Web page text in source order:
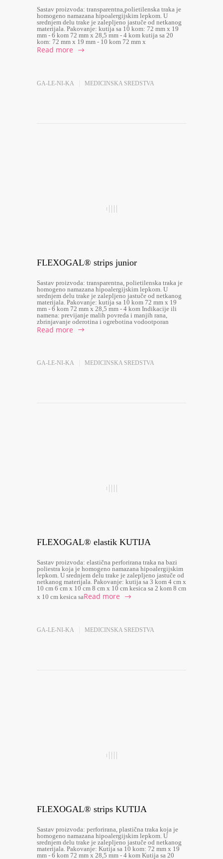
Sastav proizvoda: transparentna,polietilenska traka je
homogeno namazana hipoalergijskim lepkom. U
srednjem delu trake je zalepljeno jastuče od netkanog
materijala. Pakovanje: kutija sa 10 kom: 72 mm x 19
mm - 6 kom 72 mm x 28,5 mm - 4 kom kutija sa 20
kom: 72 mm x 19 mm - 10 kom 72 mm x
Read more
GA-LE-NI-KA MEDICINSKA SREDSTVA
FLEXOGAL® strips junior
Sastav proizvoda: transparentna, polietilenska traka je
homogeno namazana hipoalergijskim lepkom. U
srednjem delu trake je zalepljeno jastuče od netkanog
materijala. Pakovanje: kutija sa 10 kom 72 mm x 19
mm - 6 kom 72 mm x 28,5 mm - 4 kom Indikacije ili
namena: previjanje malih povreda i manjih rana,
zbrinjavanje oderotina i ogrebotina vodootporan
Read more
GA-LE-NI-KA MEDICINSKA SREDSTVA
FLEXOGAL® elastik KUTIJA
Sastav proizvoda: elastična perforirana traka na bazi
poliestra koja je homogeno namazana hipoalergijskim
lepkom. U srednjem delu trake je zalepljeno jastuče od
netkanog materijala. Pakovanje: kutija sa 3 kom 4 cm x
10 cm 6 cm x 10 cm 8 cm x 10 cm kesica sa 2 kom 8 cm
x 10 cm kesica saRead more
GA-LE-NI-KA MEDICINSKA SREDSTVA
FLEXOGAL® strips KUTIJA
Sastav proizvoda: perforirana, plastična traka koja je
homogeno namazana hipoalergijskim lepkom. U
srednjem delu trake je zalepljeno jastuče od netkanog
materijala. Pakovanje: Kutija sa 10 kom: 72 mm x 19
mm - 6 kom 72 mm x 28,5 mm - 4 kom Kutija sa 20